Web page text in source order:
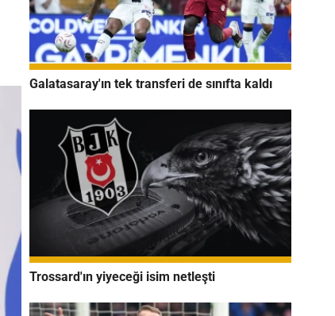
Galatasaray'ın tek transferi de sınıfta kaldı
Trossard'ın yiyeceği isim netleşti